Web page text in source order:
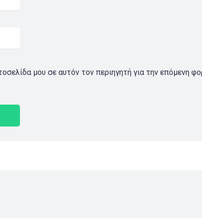
μου σε αυτόν τον περιηγητή για την επόμενη